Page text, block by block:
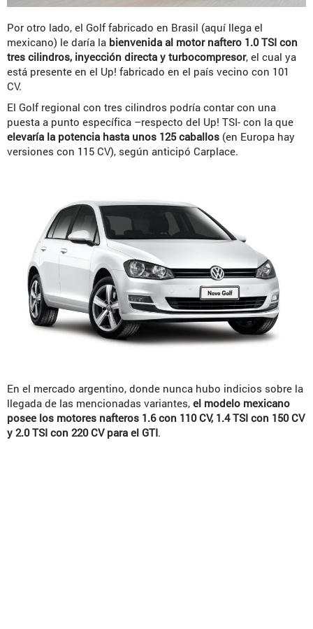
Por otro lado, el Golf fabricado en Brasil (aquí llega el
mexicano) le daría la bienvenida al motor naftero 1.0 TSI con
tres cilindros, inyección directa y turbocompresor, el cual ya
está presente en el Up! fabricado en el país vecino con 101
CV.
El Golf regional con tres cilindros podría contar con una
puesta a punto específica –respecto del Up! TSI- con la que
elevaría la potencia hasta unos 125 caballos (en Europa hay
versiones con 115 CV), según anticipó Carplace.
En el mercado argentino, donde nunca hubo indicios sobre la
llegada de las mencionadas variantes, el modelo mexicano
posee los motores nafteros 1.6 con 110 CV, 1.4 TSI con 150 CV
y 2.0 TSI con 220 CV para el GTI.